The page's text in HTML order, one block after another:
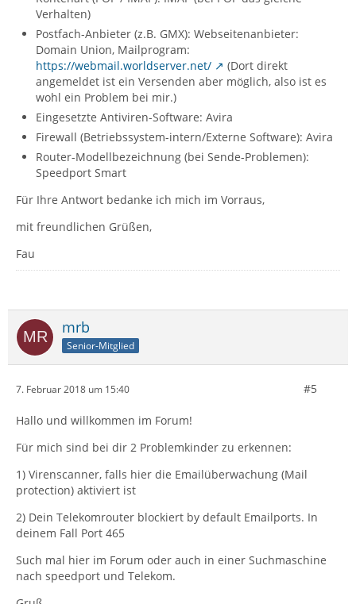
Verhalten)
Postfach-Anbieter (z.B. GMX): Webseitenanbieter:
Domain Union, Mailprogram:
https://webmail.worldserver.net/
(Dort direkt
angemeldet ist ein Versenden aber möglich, also ist es
wohl ein Problem bei mir.)
Eingesetzte Antiviren-Software: Avira
Firewall (Betriebssystem-intern/Externe Software): Avira
Router-Modellbezeichnung (bei Sende-Problemen):
Speedport Smart
Für Ihre Antwort bedanke ich mich im Vorraus,
mit freundlichen Grüßen,
Fau
mrb
Senior-Mitglied
7. Februar 2018 um 15:40 #5
Hallo und willkommen im Forum!
Für mich sind bei dir 2 Problemkinder zu erkennen:
1) Virenscanner, falls hier die Emailüberwachung (Mail
protection) aktiviert ist
2) Dein Telekomrouter blockiert by default Emailports. In
deinem Fall Port 465
Such mal hier im Forum oder auch in einer Suchmaschine
nach speedport und Telekom.